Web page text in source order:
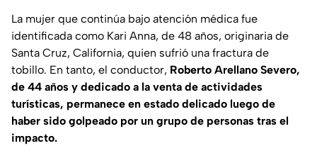
La mujer que continúa bajo atención médica fue
identificada como Kari Anna, de 48 años, originaria de
Santa Cruz, California, quien sufrió una fractura de
tobillo. En tanto, el conductor, Roberto Arellano Severo,
de 44 años y dedicado a la venta de actividades
turísticas, permanece en estado delicado luego de
haber sido golpeado por un grupo de personas tras el
impacto.